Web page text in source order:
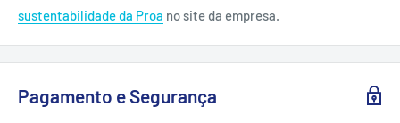
sustentabilidade da Proa no site da empresa.
Pagamento e Segurança